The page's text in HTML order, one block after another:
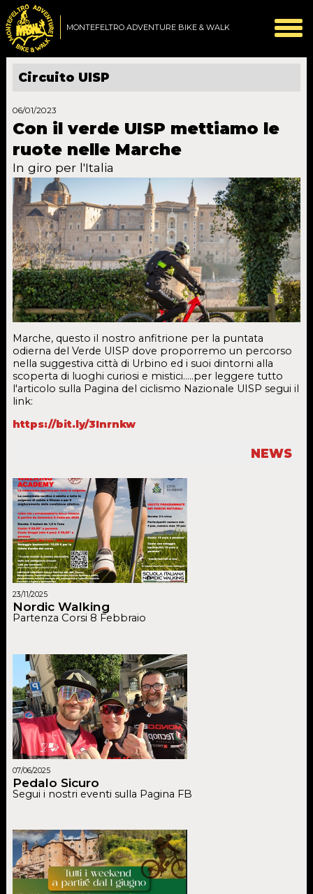
MONTEFELTRO ADVENTURE BIKE & WALK
Circuito UISP
06/01/2023
Con il verde UISP mettiamo le
ruote nelle Marche
In giro per l'Italia
Marche, questo il nostro anfitrione per la puntata
odierna del Verde UISP dove proporremo un percorso
nella suggestiva città di Urbino ed i suoi dintorni alla
scoperta di luoghi curiosi e mistici.....per leggere tutto
l'articolo sulla Pagina del ciclismo Nazionale UISP segui il
link:
https://bit.ly/3Inrnkw
NEWS
23/11/2025
Nordic Walking
Partenza Corsi 8 Febbraio
07/06/2025
Pedalo Sicuro
Segui i nostri eventi sulla Pagina FB